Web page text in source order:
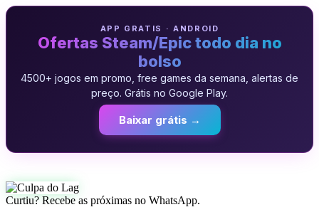
APP GRATIS · ANDROID
Ofertas Steam/Epic todo dia no
bolso
4500+ jogos em promo, free games da semana, alertas de
preço. Grátis no Google Play.
Baixar grátis →
Curtiu? Recebe as próximas no WhatsApp.